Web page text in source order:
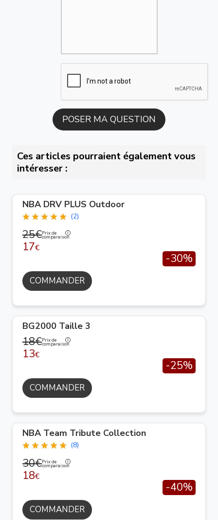
Ces articles pourraient également vous
intéresser :
NBA DRV PLUS Outdoor
(2)
25€Prix de
comparaison
17€
-30%
COMMANDER
BG2000 Taille 3
18€Prix de
comparaison
13€
-25%
COMMANDER
NBA Team Tribute Collection
(8)
30€Prix de
comparaison
18€
-40%
COMMANDER